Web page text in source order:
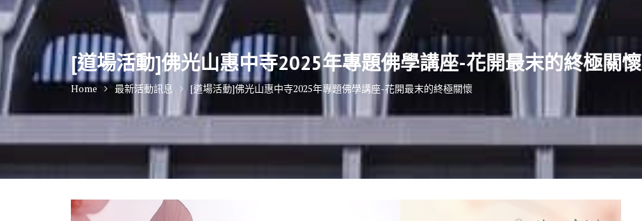
[道場活動]佛光山惠中寺2025年專題佛學講座-花開最末的終極關懷
Home 最新活動訊息 [道場活動]佛光山惠中寺2025年專題佛學講座-花開最末的終極關懷